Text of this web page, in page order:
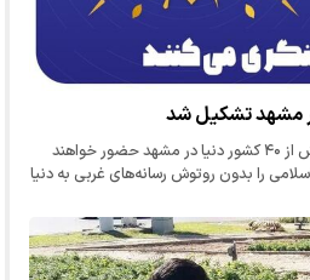
مشهد تشکیل شد
۱۰۰ بانوی فعال عرصه رسانه از بیش از ۴۰ کشور دنیا در مشهد حضور خواهند
را بدون روتوش رسانه‌های غربی به دنیا